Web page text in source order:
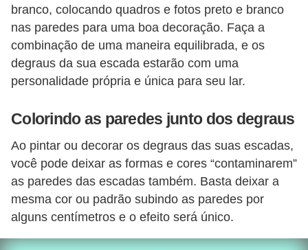
branco, colocando quadros e fotos preto e branco
nas paredes para uma boa decoração. Faça a
combinação de uma maneira equilibrada, e os
degraus da sua escada estarão com uma
personalidade própria e única para seu lar.
Colorindo as paredes junto dos degraus
Ao pintar ou decorar os degraus das suas escadas,
você pode deixar as formas e cores “contaminarem”
as paredes das escadas também. Basta deixar a
mesma cor ou padrão subindo as paredes por
alguns centímetros e o efeito será único.